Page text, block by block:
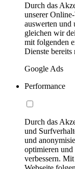
Durch das
unserer
auswerten und
gleichen wir
mit folgenden
Dienste bereits
Google Ads
Performance
Durch das
und
und
optimieren und
verbessern.